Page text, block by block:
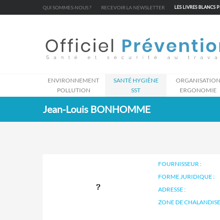
QUI SOMMES-NOUS ? RECEVOIR LA NEWSLETTER LES LIVRES BLANCS
ENVIRONNEMENT
POLLUTION
SANTÉ HYGIÈNE
SST
ORGANISATION
ERGONOMIE
Jean-Louis BONHOMME
FOURNISSEUR :
FORME JURIDIQUE :
ADRESSE :
ZONE DE
Cookies management panel